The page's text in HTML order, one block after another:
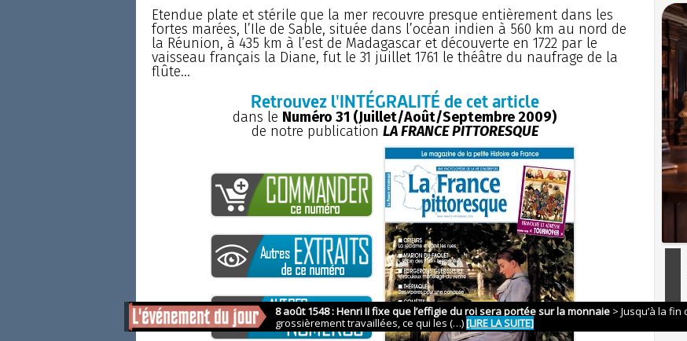
Etendue plate et stérile que la mer recouvre presque entièrement dans les
fortes marées, l’Ile de Sable, située dans l’océan indien à 560 km au nord de
la Réunion, à 435 km à l’est de Madagascar et découverte en 1722 par le
vaisseau français la Diane, fut le 31 juillet 1761 le théâtre du naufrage de la
flûte...
Retrouvez l'INTÉGRALITÉ de cet article
dans le Numéro 31 (Juillet/Août/Septembre 2009)
de notre publication LA FRANCE PITTORESQUE